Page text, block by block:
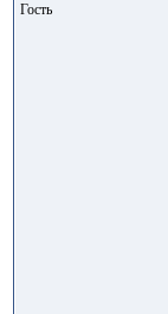
Гость